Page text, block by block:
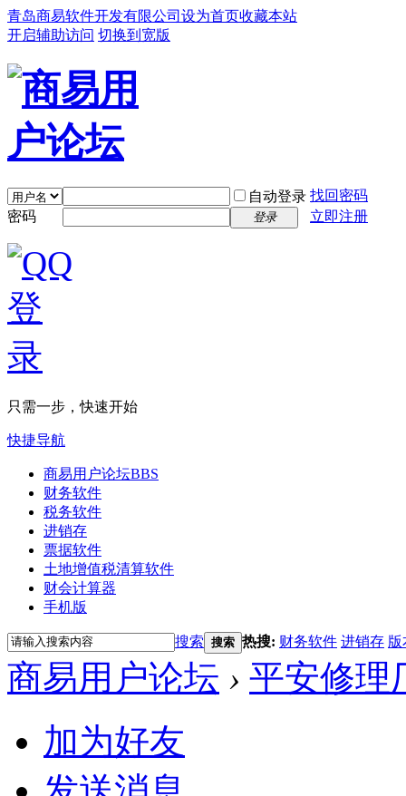
青岛商易软件开发有限公司 设为首页收藏本站
开启辅助访问 切换到宽版
自动登录 找回密码
密码
登录 立即注册
只需一步，快速开始
快捷导航
商易用户论坛BBS
财务软件
税务软件
进销存
票据软件
土地增值税清算软件
财会计算器
手机版
搜索 搜索 热搜: 财务软件 进销存 版
商易用户论坛 › 平安修理
加为好友